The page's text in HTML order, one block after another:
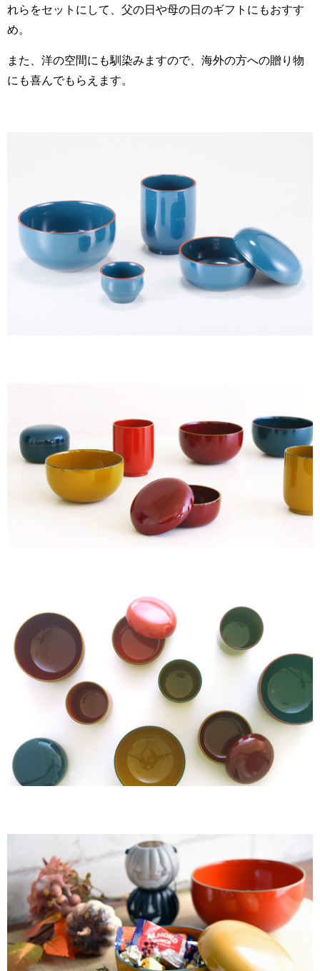
れらをセットにして、父の日や母の日のギフトにもおすす
め。
また、洋の空間にも馴染みますので、海外の方への贈り物
にも喜んでもらえます。